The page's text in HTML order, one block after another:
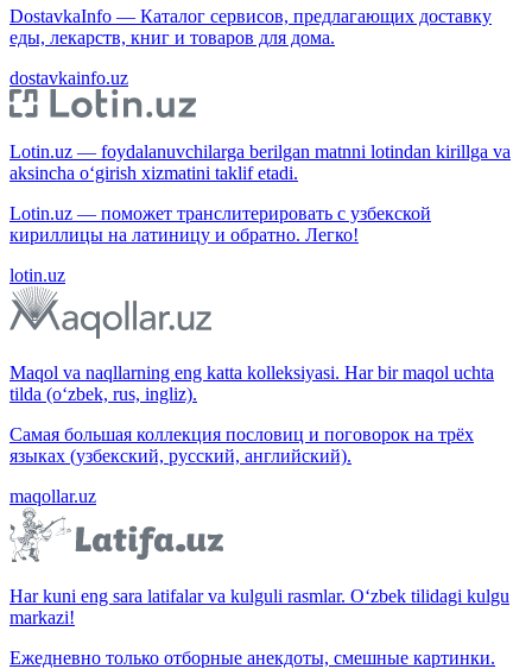
DostavkaInfo — Каталог сервисов, предлагающих доставку
еды, лекарств, книг и товаров для дома.
dostavkainfo.uz
Lotin.uz — foydalanuvchilarga berilgan matnni lotindan kirillga va
aksincha o‘girish xizmatini taklif etadi.
Lotin.uz — поможет транслитерировать с узбекской
кириллицы на латиницу и обратно. Легко!
lotin.uz
Maqol va naqllarning eng katta kolleksiyasi. Har bir maqol uchta
tilda (o‘zbek, rus, ingliz).
Самая большая коллекция пословиц и поговорок на трёх
языках (узбекский, русский, английский).
maqollar.uz
Har kuni eng sara latifalar va kulguli rasmlar. O‘zbek tilidagi kulgu
markazi!
Ежедневно только отборные анекдоты, смешные картинки.